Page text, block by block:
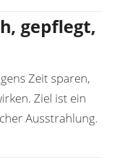
gepflegt,
Zeit sparen,
Ziel ist ein
Ausstrahlung.